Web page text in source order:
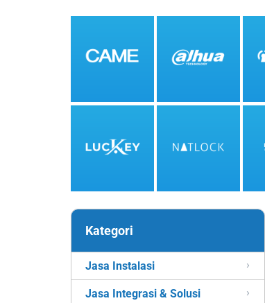
Kategori
Jasa Instalasi
Jasa Integrasi & Solusi